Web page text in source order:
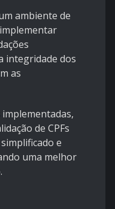
ambiente de
integridade dos
as
de CPFs
e
uma melhor